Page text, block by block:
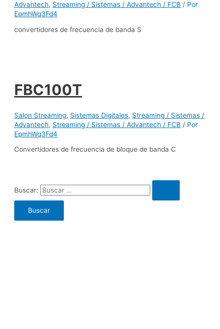
Advantech, Streaming / Sistemas / Advantech / FCB / Por
EpmhWq3Fd4
convertidores de frecuencia de banda S
FBC100T
Salon Streaming, Sistemas Digitales, Streaming / Sistemas /
Advantech, Streaming / Sistemas / Advantech / FCB / Por
EpmhWq3Fd4
Convertidores de frecuencia de bloque de banda C
Buscar: